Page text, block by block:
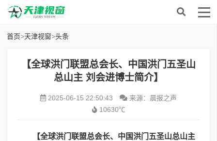
首页>天津视窗>头条
【全球洪门联盟总会长、中国洪门五圣山
总山主 刘会进博士简介】
2025-06-15 22:50:43
来源：晨报之声
10630℃
【全球洪门联盟总会长、中国洪门五圣山总山主